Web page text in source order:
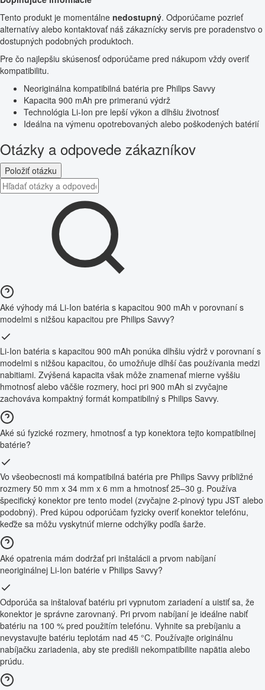
Tento produkt je momentálne nedostupný. Odporúčame pozrieť
alternatívy alebo kontaktovať náš zákaznícky servis pre poradenstvo o
dostupných podobných produktoch.
Pre čo najlepšiu skúsenosť odporúčame pred nákupom vždy overiť
kompatibilitu.
Neoriginálna kompatibilná batéria pre Philips Savvy
Kapacita 900 mAh pre primeranú výdrž
Technológia Li-Ion pre lepší výkon a dlhšiu životnosť
Ideálna na výmenu opotrebovaných alebo poškodených batérií
Otázky a odpovede zákazníkov
Položiť otázku
Aké výhody má Li-Ion batéria s kapacitou 900 mAh v porovnaní s
modelmi s nižšou kapacitou pre Philips Savvy?
Li-Ion batéria s kapacitou 900 mAh ponúka dlhšiu výdrž v porovnaní s
modelmi s nižšou kapacitou, čo umožňuje dlhší čas používania medzi
nabitiami. Zvýšená kapacita však môže znamenať mierne vyššiu
hmotnosť alebo väčšie rozmery, hoci pri 900 mAh si zvyčajne
zachováva kompaktný formát kompatibilný s Philips Savvy.
Aké sú fyzické rozmery, hmotnosť a typ konektora tejto kompatibilnej
batérie?
Vo všeobecnosti má kompatibilná batéria pre Philips Savvy približné
rozmery 50 mm x 34 mm x 6 mm a hmotnosť 25–30 g. Používa
špecifický konektor pre tento model (zvyčajne 2-pinový typu JST alebo
podobný). Pred kúpou odporúčam fyzicky overiť konektor telefónu,
keďže sa môžu vyskytnúť mierne odchýlky podľa šarže.
Aké opatrenia mám dodržať pri inštalácii a prvom nabíjaní
neoriginálnej Li-Ion batérie v Philips Savvy?
Odporúča sa inštalovať batériu pri vypnutom zariadení a uistiť sa, že
konektor je správne zarovnaný. Pri prvom nabíjaní je ideálne nabiť
batériu na 100 % pred použitím telefónu. Vyhnite sa prebíjaniu a
nevystavujte batériu teplotám nad 45 °C. Používajte originálnu
nabíjačku zariadenia, aby ste predišli nekompatibilite napätia alebo
prúdu.